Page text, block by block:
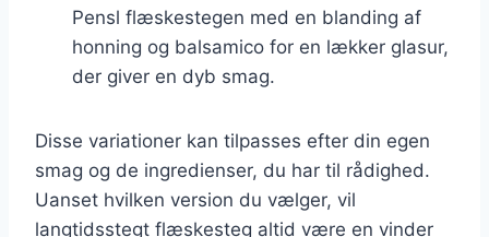
Pensl flæskestegen med en blanding af
honning og balsamico for en lækker glasur,
der giver en dyb smag.
Disse variationer kan tilpasses efter din egen
smag og de ingredienser, du har til rådighed.
Uanset hvilken version du vælger, vil
langtidsstegt flæskesteg altid være en vinder